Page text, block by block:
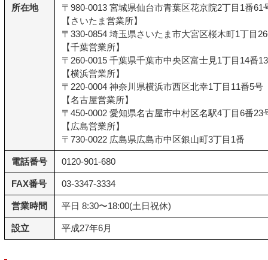
所在地
〒980-0013 宮城県仙台市青葉区花京院2丁目1番61
【さいたま営業所】
〒330-0854 埼玉県さいたま市大宮区桜木町1丁目
【千葉営業所】
〒260-0015 千葉県千葉市中央区富士見1丁目14番
【横浜営業所】
〒220-0004 神奈川県横浜市西区北幸1丁目11番5号
【名古屋営業所】
〒450-0002 愛知県名古屋市中村区名駅4丁目6番23
【広島営業所】
〒730-0022 広島県広島市中区銀山町3丁目1番
電話番号 0120-901-680
FAX番号 03-3347-3334
営業時間 平日 8:30〜18:00(土日祝休)
設立 平成27年6月